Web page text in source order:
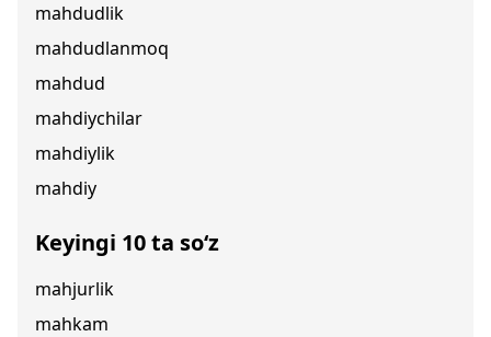
mahdudlik
mahdudlanmoq
mahdud
mahdiychilar
mahdiylik
mahdiy
Keyingi 10 ta so‘z
mahjurlik
mahkam